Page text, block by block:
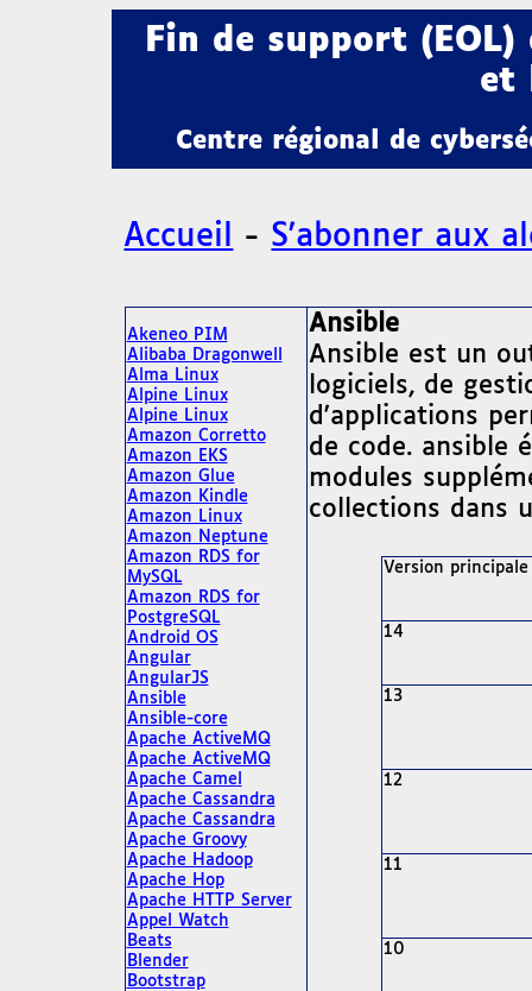
Fin de support
et
Centre régional de
Accueil - S'abonner aux
Akeneo PIM
Alibaba Dragonwell
Alma Linux
Alpine Linux
Alpine Linux
Amazon Corretto
Amazon EKS
Amazon Glue
Amazon Kindle
Amazon Linux
Amazon Neptune
Amazon RDS for
MySQL
Amazon RDS for
PostgreSQL
Android OS
Angular
AngularJS
Ansible
Ansible-core
Apache ActiveMQ
Apache ActiveMQ
Apache Camel
Apache Cassandra
Apache Cassandra
Apache Groovy
Apache Hadoop
Apache Hop
Apache HTTP Server
Appel Watch
Beats
Blender
Bootstrap
Ansible
Ansible est un
logiciels, de
d'applications
de code. ansible
modules
collections dans
Version principale
14
13
12
11
10